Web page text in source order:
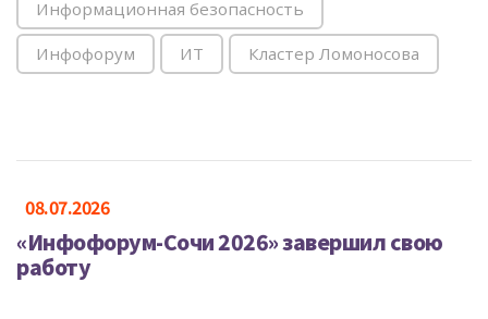
Информационная безопасность
Инфофорум ИТ Кластер Ломоносова
08.07.2026
«Инфофорум-Сочи 2026» завершил свою
работу